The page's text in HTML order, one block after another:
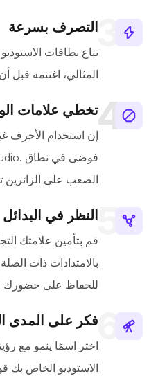
التصرف بسرعة
تباع نطاقات
المثالي، اغتنمه قبل
تخطي علامات
إن استخدام الأحرف
الصعب على الزائرين
النظر في البدائل
قم بتأمين علامتك
للحفاظ على حضورك
فكر على المدى
اختر اسمًا ينمو مع
الاستوديو الخاص بك